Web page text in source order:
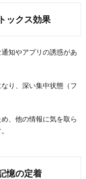
ックス効果
知やアプリの誘惑があ
り、深い集中状態（フ
、他の情報に気を取ら
憶の定着